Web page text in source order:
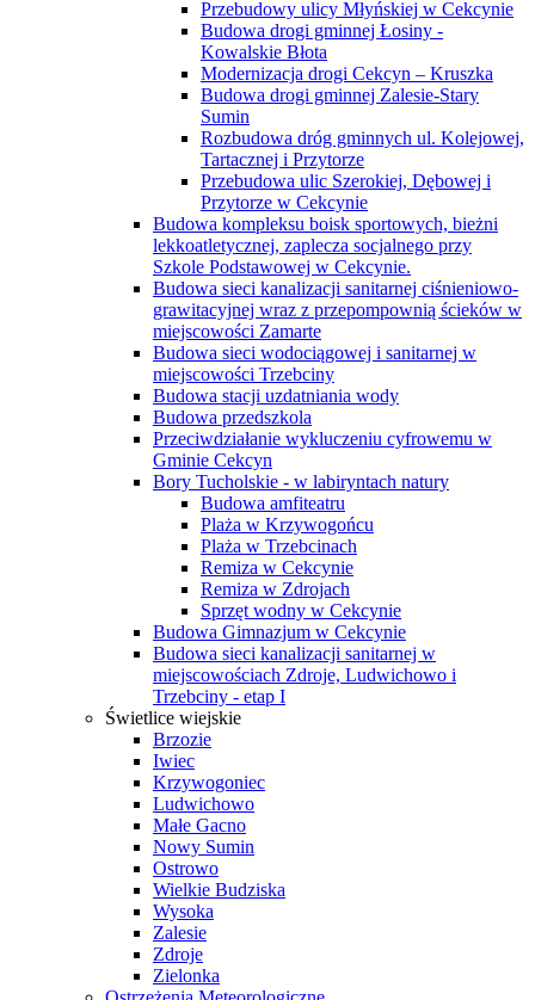
Przebudowy ulicy Młyńskiej w Cekcynie
Budowa drogi gminnej Łosiny -
Kowalskie Błota
Modernizacja drogi Cekcyn – Kruszka
Budowa drogi gminnej Zalesie-Stary
Sumin
Rozbudowa dróg gminnych ul. Kolejowej,
Tartacznej i Przytorze
Przebudowa ulic Szerokiej, Dębowej i
Przytorze w Cekcynie
Budowa kompleksu boisk sportowych, bieżni
lekkoatletycznej, zaplecza socjalnego przy
Szkole Podstawowej w Cekcynie.
Budowa sieci kanalizacji sanitarnej ciśnieniowo-
grawitacyjnej wraz z przepompownią ścieków w
miejscowości Zamarte
Budowa sieci wodociągowej i sanitarnej w
miejscowości Trzebciny
Budowa stacji uzdatniania wody
Budowa przedszkola
Przeciwdziałanie wykluczeniu cyfrowemu w
Gminie Cekcyn
Bory Tucholskie - w labiryntach natury
Budowa amfiteatru
Plaża w Krzywogońcu
Plaża w Trzebcinach
Remiza w Cekcynie
Remiza w Zdrojach
Sprzęt wodny w Cekcynie
Budowa Gimnazjum w Cekcynie
Budowa sieci kanalizacji sanitarnej w
miejscowościach Zdroje, Ludwichowo i
Trzebciny - etap I
Świetlice wiejskie
Brzozie
Iwiec
Krzywogoniec
Ludwichowo
Małe Gacno
Nowy Sumin
Ostrowo
Wielkie Budziska
Wysoka
Zalesie
Zdroje
Zielonka